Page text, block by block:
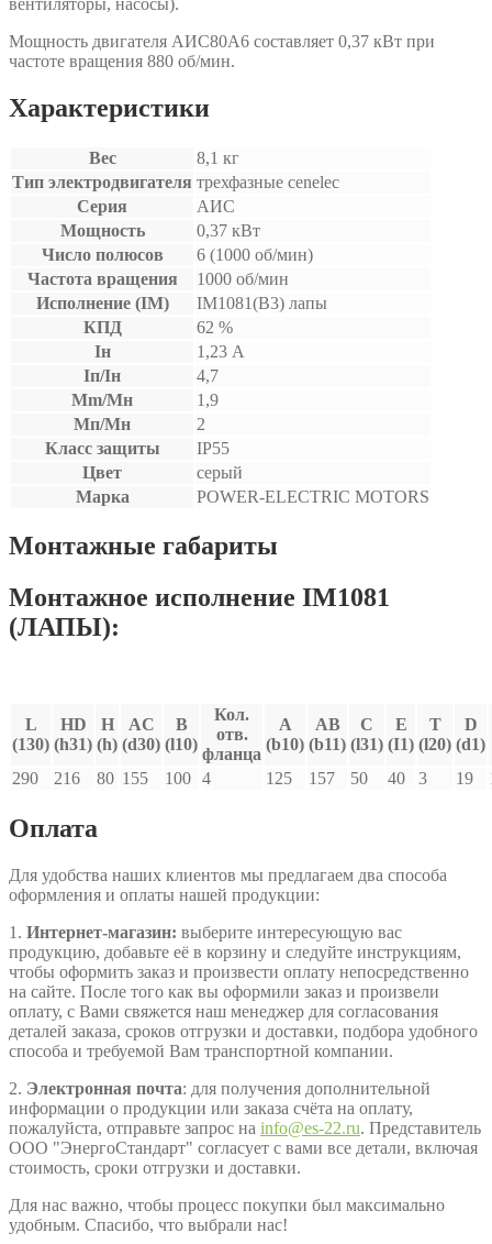
Мощность двигателя АИС80А6 составляет 0,37 кВт при
частоте вращения 880 об/мин.
Характеристики
Вес
8,1 кг
Тип электродвигателя трехфазные cenelec
Серия
АИС
Мощность
0,37 кВт
Число полюсов
6 (1000 об/мин)
Частота вращения
1000 об/мин
Исполнение (IM)
IM1081(B3) лапы
КПД
62 %
Iн
1,23 А
Iп/Iн
4,7
Mm/Мн
1,9
Мп/Мн
2
Класс защиты
IP55
Цвет
серый
Марка
POWER-ELECTRIC MOTORS
Монтажные габариты
Монтажное исполнение IM1081
(ЛАПЫ):
L
(130)
HD
(h31)
H
(h)
AC
(d30)
В
(l10)
Кол.
отв.
фланца
A
(b10)
AB
(b11)
C
(l31)
E
(I1)
T
(l20)
D
(d1)
290
216 80 155 100 4 125 157 50 40 3 19
Оплата
Для удобства наших клиентов мы предлагаем два способа
оформления и оплаты нашей продукции:
1. Интернет-магазин: выберите интересующую вас
продукцию, добавьте её в корзину и следуйте инструкциям,
чтобы оформить заказ и произвести оплату непосредственно
на сайте. После того как вы оформили заказ и произвели
оплату, с Вами свяжется наш менеджер для согласования
деталей заказа, сроков отгрузки и доставки, подбора удобного
способа и требуемой Вам транспортной компании.
2. Электронная почта: для получения дополнительной
информации о продукции или заказа счёта на оплату,
пожалуйста, отправьте запрос на info@es-22.ru. Представитель
ООО "ЭнергоСтандарт" согласует с вами все детали, включая
стоимость, сроки отгрузки и доставки.
Для нас важно, чтобы процесс покупки был максимально
удобным. Спасибо, что выбрали нас!